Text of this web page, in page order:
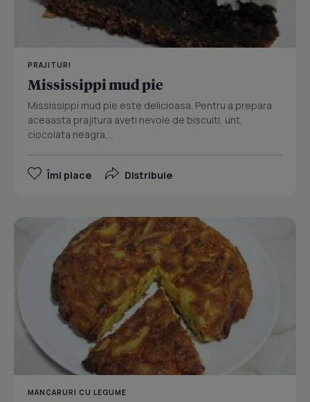
PRAJITURI
Mississippi mud pie
Mississippi mud pie este delicioasa. Pentru a prepara
aceaasta prajitura aveti nevoie de biscuiti, unt,
ciocolata neagra,...
Îmi place Distribuie
MANCARURI CU LEGUME